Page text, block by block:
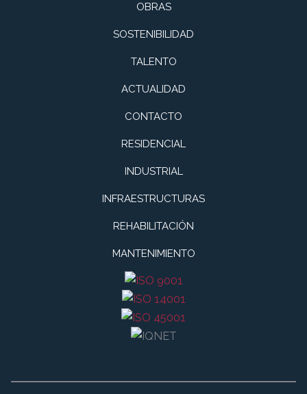
OBRAS
SOSTENIBILIDAD
TALENTO
ACTUALIDAD
CONTACTO
RESIDENCIAL
INDUSTRIAL
INFRAESTRUCTURAS
REHABILITACIÓN
MANTENIMIENTO